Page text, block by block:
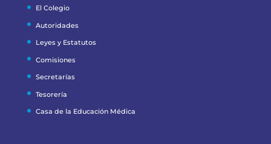
El Colegio
Autoridades
Leyes y Estatutos
Comisiones
Secretarías
Tesorería
Casa de la Educación Médica